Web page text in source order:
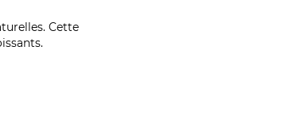
Cette